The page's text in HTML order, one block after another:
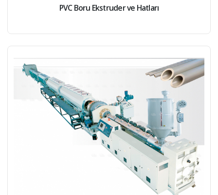
PVC Boru Ekstruder ve Hatları